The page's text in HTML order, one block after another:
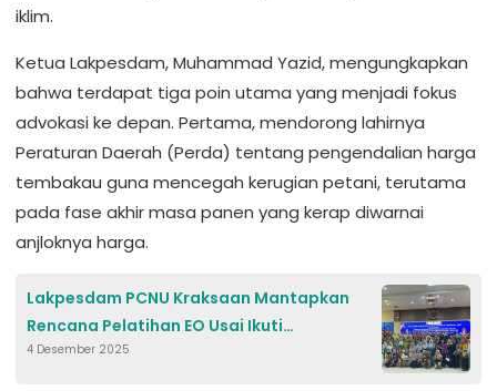
iklim.
Ketua Lakpesdam, Muhammad Yazid, mengungkapkan
bahwa terdapat tiga poin utama yang menjadi fokus
advokasi ke depan. Pertama, mendorong lahirnya
Peraturan Daerah (Perda) tentang pengendalian harga
tembakau guna mencegah kerugian petani, terutama
pada fase akhir masa panen yang kerap diwarnai
anjloknya harga.
Lakpesdam PCNU Kraksaan Mantapkan
Rencana Pelatihan EO Usai Ikuti
Pembekalan MC dan Protokol Pemkab
4 Desember 2025